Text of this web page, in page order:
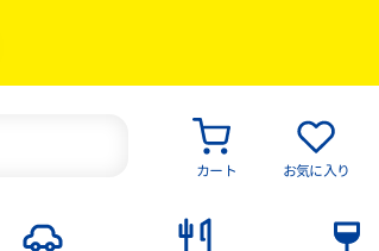
カート お気に入り